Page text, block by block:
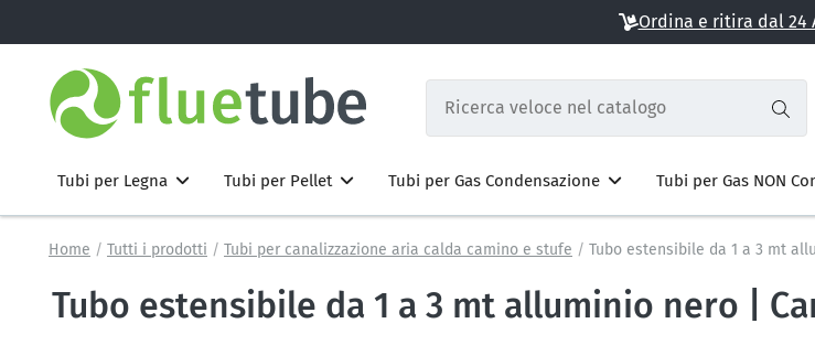
Ordina e ritira dal 24
Tubi per Legna Tubi per Pellet Tubi per Gas Condensazione Tubi per Gas NON
Home Tutti i prodotti Tubi per canalizzazione aria calda camino e stufe Tubo estensibile da 1 a 3 mt
Tubo estensibile da 1 a 3 mt alluminio nero |